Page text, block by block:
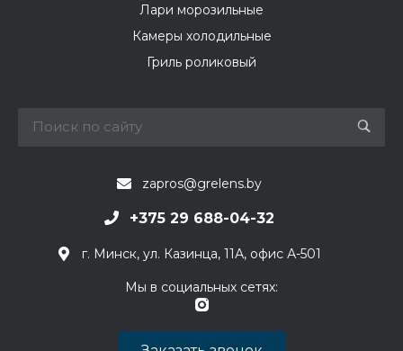
Лари морозильные
Камеры холодильные
Гриль роликовый
zapros@grelens.by
+375 29 688-04-32
г. Минск, ул. Казинца, 11А, офис А-501
Мы в социальных сетях: